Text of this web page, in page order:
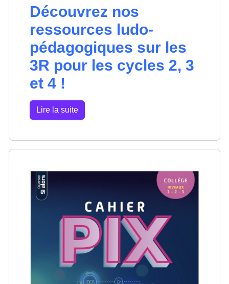
Découvrez nos
ressources ludo-
pédagogiques sur les
3R pour les cycles 2, 3
et 4 !
Lire la suite